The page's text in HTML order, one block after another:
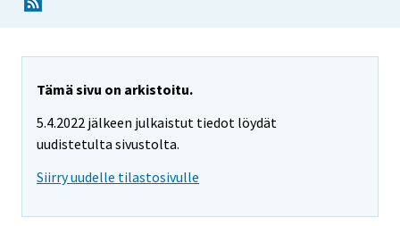
Tämä sivu on arkistoitu.
5.4.2022 jälkeen julkaistut tiedot löydät
uudistetulta sivustolta.
Siirry uudelle tilastosivulle